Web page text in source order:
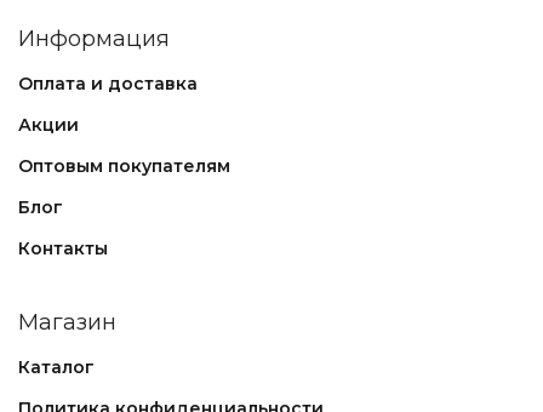
Информация
Оплата и доставка
Акции
Оптовым покупателям
Блог
Контакты
Магазин
Каталог